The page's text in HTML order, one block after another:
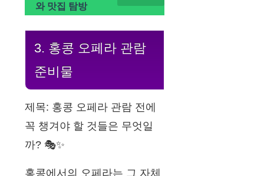
와 맛집 탐방
3. 홍콩 오페라 관람
준비물
제목: 홍콩 오페라 관람 전에
꼭 챙겨야 할 것들은 무엇일
까? 🎭✨
홍콩에서의 오페라는 그 자체